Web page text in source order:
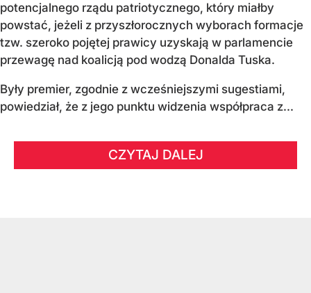
potencjalnego rządu patriotycznego, który miałby
powstać, jeżeli z przyszłorocznych wyborach formacje
tzw. szeroko pojętej prawicy uzyskają w parlamencie
przewagę nad koalicją pod wodzą Donalda Tuska.
Były premier, zgodnie z wcześniejszymi sugestiami,
powiedział, że z jego punktu widzenia współpraca z...
CZYTAJ DALEJ